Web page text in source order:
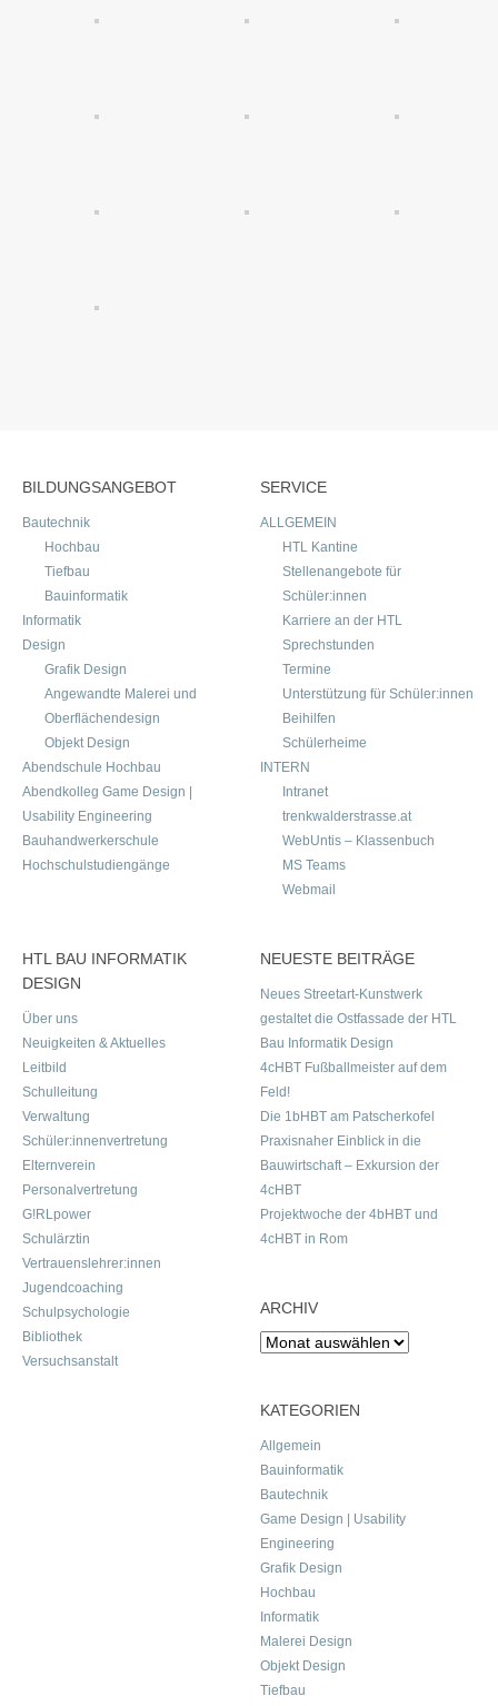
BILDUNGSANGEBOT
Bautechnik
Hochbau
Tiefbau
Bauinformatik
Informatik
Design
Grafik Design
Angewandte Malerei und
Oberflächendesign
Objekt Design
Abendschule Hochbau
Abendkolleg Game Design |
Usability Engineering
Bauhandwerkerschule
Hochschulstudiengänge
SERVICE
ALLGEMEIN
HTL Kantine
Stellenangebote für
Schüler:innen
Karriere an der HTL
Sprechstunden
Termine
Unterstützung für Schüler:innen
Beihilfen
Schülerheime
INTERN
Intranet
trenkwalderstrasse.at
WebUntis – Klassenbuch
MS Teams
Webmail
HTL BAU INFORMATIK
DESIGN
Über uns
Neuigkeiten & Aktuelles
Leitbild
Schulleitung
Verwaltung
Schüler:innenvertretung
Elternverein
Personalvertretung
G!RLpower
Schulärztin
Vertrauenslehrer:innen
Jugendcoaching
Schulpsychologie
Bibliothek
Versuchsanstalt
NEUESTE BEITRÄGE
Neues Streetart-Kunstwerk
gestaltet die Ostfassade der HTL
Bau Informatik Design
4cHBT Fußballmeister auf dem
Feld!
Die 1bHBT am Patscherkofel
Praxisnaher Einblick in die
Bauwirtschaft – Exkursion der
4cHBT
Projektwoche der 4bHBT und
4cHBT in Rom
ARCHIV
Archiv
KATEGORIEN
Allgemein
Bauinformatik
Bautechnik
Game Design | Usability
Engineering
Grafik Design
Hochbau
Informatik
Malerei Design
Objekt Design
Tiefbau